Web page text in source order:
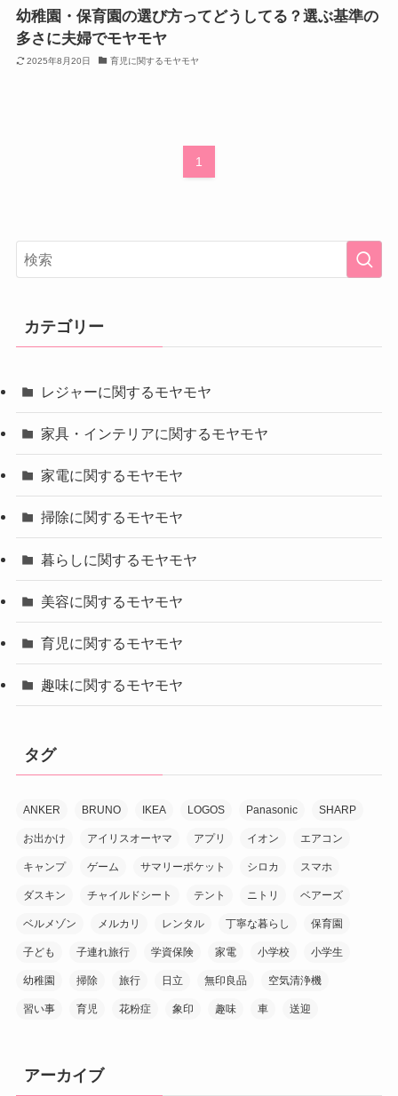
幼稚園・保育園の選び方ってどうしてる？選ぶ基準の
多さに夫婦でモヤモヤ
2025年8月20日 育児に関するモヤモヤ
1
カテゴリー
レジャーに関するモヤモヤ
家具・インテリアに関するモヤモヤ
家電に関するモヤモヤ
掃除に関するモヤモヤ
暮らしに関するモヤモヤ
美容に関するモヤモヤ
育児に関するモヤモヤ
趣味に関するモヤモヤ
タグ
ANKER BRUNO IKEA LOGOS Panasonic SHARP
お出かけ アイリスオーヤマ アプリ イオン エアコン
キャンプ ゲーム サマリーポケット シロカ スマホ
ダスキン チャイルドシート テント ニトリ ベアーズ
ベルメゾン メルカリ レンタル 丁寧な暮らし 保育園
子ども 子連れ旅行 学資保険 家電 小学校 小学生
幼稚園 掃除 旅行 日立 無印良品 空気清浄機
習い事 育児 花粉症 象印 趣味 車 送迎
アーカイブ